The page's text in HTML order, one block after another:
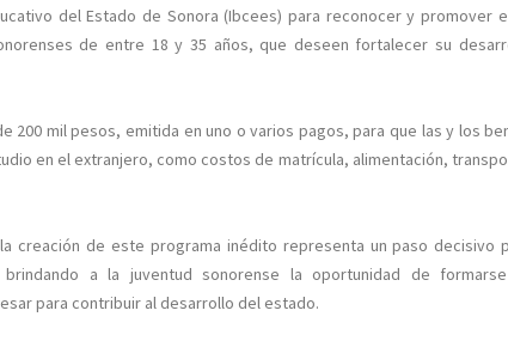
del Estado de Sonora (Ibcees) para reconocer y promover
de entre 18 y 35 años, que deseen fortalecer su
200 mil pesos, emitida en uno o varios pagos, para que las y los
en el extranjero, como costos de matrícula, alimentación,
creación de este programa inédito representa un paso decisivo
a la juventud sonorense la oportunidad de
para contribuir al desarrollo del estado.